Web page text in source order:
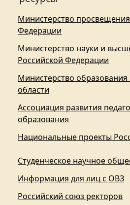
Министерство
Федерации
Министерство науки и
Российской Федерации
Министерство
области
Ассоциация развития
образования
Национальные проекты
Студенческое научное
Информация для лиц с ОВЗ
Российский союз ректоров